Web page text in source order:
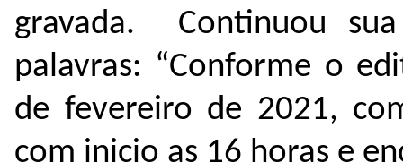
gravada. Continuou
palavras: “Conforme o
de fevereiro de 2021,
com inicio as 16 horas e